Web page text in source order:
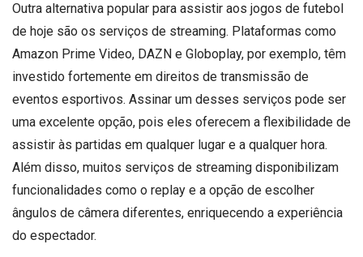
Outra alternativa popular para assistir aos jogos de futebol
de hoje são os serviços de streaming. Plataformas como
Amazon Prime Video, DAZN e Globoplay, por exemplo, têm
investido fortemente em direitos de transmissão de
eventos esportivos. Assinar um desses serviços pode ser
uma excelente opção, pois eles oferecem a flexibilidade de
assistir às partidas em qualquer lugar e a qualquer hora.
Além disso, muitos serviços de streaming disponibilizam
funcionalidades como o replay e a opção de escolher
ângulos de câmera diferentes, enriquecendo a experiência
do espectador.